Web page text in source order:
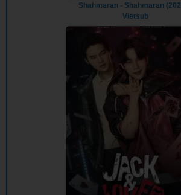
Shahmaran - Shahmaran
Vietsub